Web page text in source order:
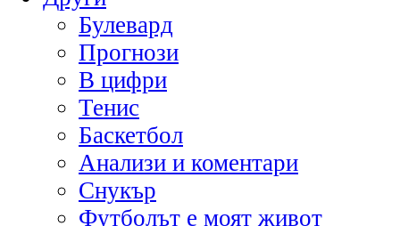
Булевард
Прогнози
В цифри
Тенис
Баскетбол
Анализи и коментари
Снукър
Футболът е моят живот